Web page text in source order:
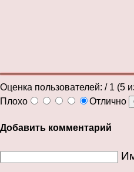
Оценка пользователей: / 1 (5
Плохо
Отлично
Добавить комментарий